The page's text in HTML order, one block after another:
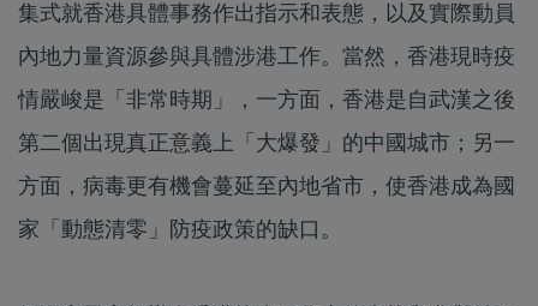
集式就香港具體事務作出指示和表態，以及實際動員
內地力量資源參與具體涉港工作。當然，香港現時疫
情嚴峻是「非常時期」，一方面，香港是自武漢之後
第二個出現真正意義上「大爆發」的中國城市；另一
方面，病毒更有機會蔓延至內地省市，使香港成為國
家「動態清零」防疫政策的缺口。